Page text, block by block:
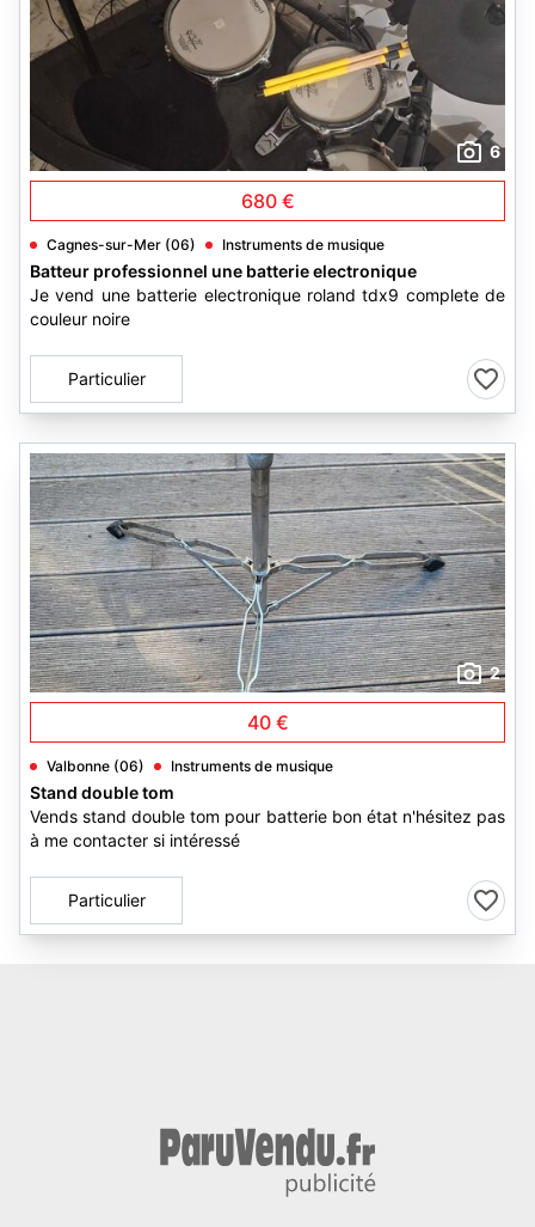
6
680 €
Cagnes-sur-Mer (06) Instruments de musique
Batteur professionnel une batterie electronique
Je vend une batterie electronique roland tdx9 complete de
couleur noire
Particulier
2
40 €
Valbonne (06) Instruments de musique
Stand double tom
Vends stand double tom pour batterie bon état n'hésitez pas
à me contacter si intéressé
Particulier